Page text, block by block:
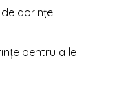
dorințe
pentru a le